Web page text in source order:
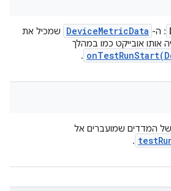
: ה- DeviceMetricData
שמכיל את
אותו אובייקט כמו במהלך
onTestRunStart(
.
המדדים שמועברים אל
.